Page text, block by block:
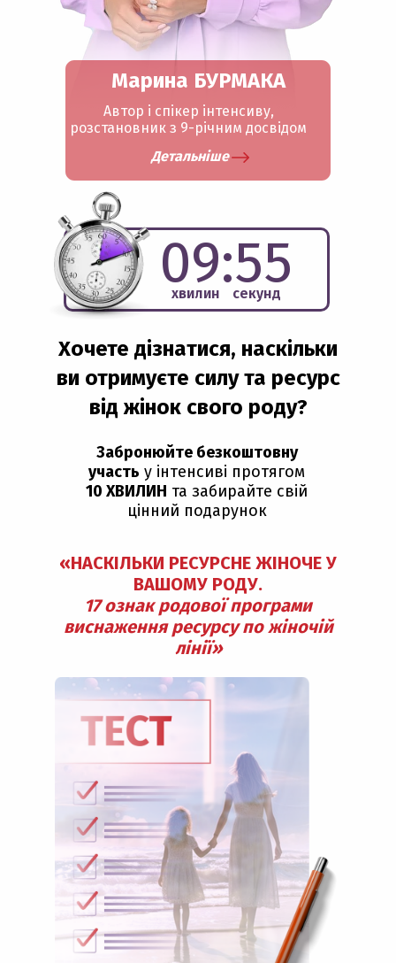
Забронюйте безкоштовну
участь у інтенсиві протягом
10 ХВИЛИН та забирайте свій
цінний подарунок
Хочете дізнатися, наскільки
ви отримуєте силу та ресурс
від жінок свого роду?
«НАСКІЛЬКИ РЕСУРСНЕ ЖІНОЧЕ У
ВАШОМУ РОДУ.
17 ознак родової програми
виснаження ресурсу по жіночій
лінії»
хвилин
09:53
секунд
Автор і спікер інтенсиву,
розстановник з 9-річним досвідом
Марина БУРМАКА
Детальніше